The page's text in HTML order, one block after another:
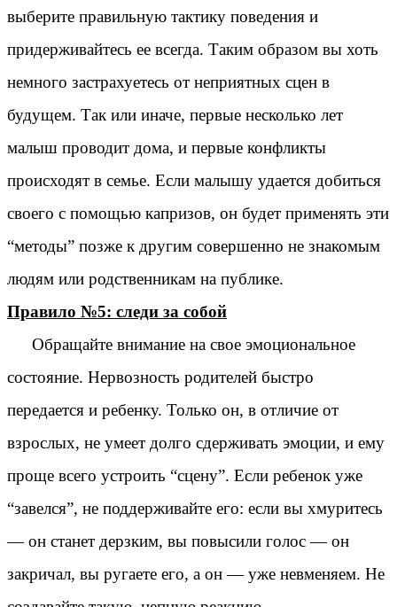
выберите правильную тактику поведения и
придерживайтесь ее всегда. Таким образом вы хоть
немного застрахуетесь от неприятных сцен в
будущем. Так или иначе, первые несколько лет
малыш проводит дома, и первые конфликты
происходят в семье. Если малышу удается добиться
своего с помощью капризов, он будет применять эти
“методы” позже к другим совершенно не знакомым
людям или родственникам на публике.
Правило №5: следи за собой
Обращайте внимание на свое эмоциональное
состояние. Нервозность родителей быстро
передается и ребенку. Только он, в отличие от
взрослых, не умеет долго сдерживать эмоции, и ему
проще всего устроить “сцену”. Если ребенок уже
“завелся”, не поддерживайте его: если вы хмуритесь
— он станет дерзким, вы повысили голос — он
закричал, вы ругаете его, а он — уже невменяем. Не